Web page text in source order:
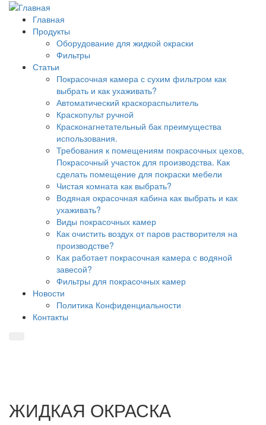
Главная
Продукты
Оборудование для жидкой окраски
Фильтры
Статьи
Покрасочная камера с сухим фильтром как
выбрать и как ухаживать?
Автоматический краскораспылитель
Краскопульт ручной
Красконагнетательный бак преимущества
использования.
Требования к помещениям покрасочных цехов,
Покрасочный участок для производства. Как
сделать помещение для покраски мебели
Чистая комната как выбрать?
Водяная окрасочная кабина как выбрать и как
ухаживать?
Виды покрасочных камер
Как очистить воздух от паров растворителя на
производстве?
Как работает покрасочная камера с водяной
завесой?
Фильтры для покрасочных камер
Новости
Политика Конфиденциальности
Контакты
ЖИДКАЯ ОКРАСКА